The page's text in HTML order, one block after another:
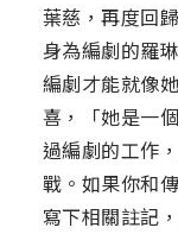
葉慈，再度回
身為編劇的羅
編劇才能就像
喜，「她是一
過編劇的工作
戰。如果你和
寫下相關註記